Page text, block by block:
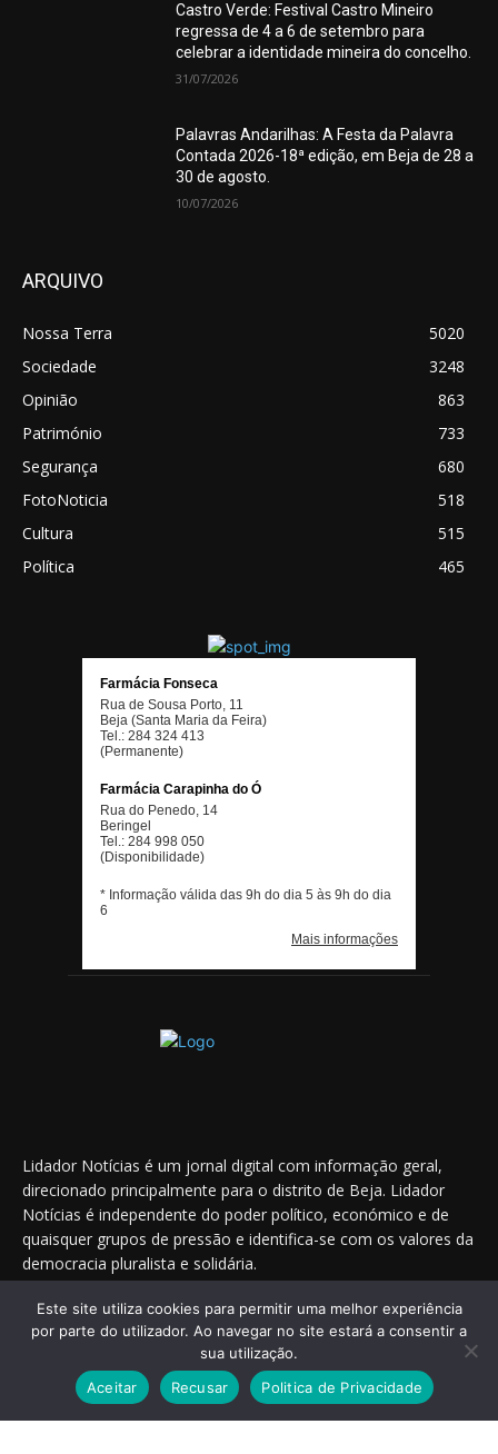
Castro Verde: Festival Castro Mineiro
regressa de 4 a 6 de setembro para
celebrar a identidade mineira do concelho.
31/07/2026
Palavras Andarilhas: A Festa da Palavra
Contada 2026-18ª edição, em Beja de 28 a
30 de agosto.
10/07/2026
ARQUIVO
Nossa Terra
5020
Sociedade
3248
Opinião
863
Património
733
Segurança
680
FotoNoticia
518
Cultura
515
Política
465
Lidador Notícias é um jornal digital com informação geral,
direcionado principalmente para o distrito de Beja. Lidador
Notícias é independente do poder político, económico e de
quaisquer grupos de pressão e identifica-se com os valores da
democracia pluralista e solidária.
Saiba onde nos encontrar nas redes sociais
Este site utiliza cookies para permitir uma melhor experiência
por parte do utilizador. Ao navegar no site estará a consentir a
sua utilização.
Aceitar
Recusar Politica de Privacidade